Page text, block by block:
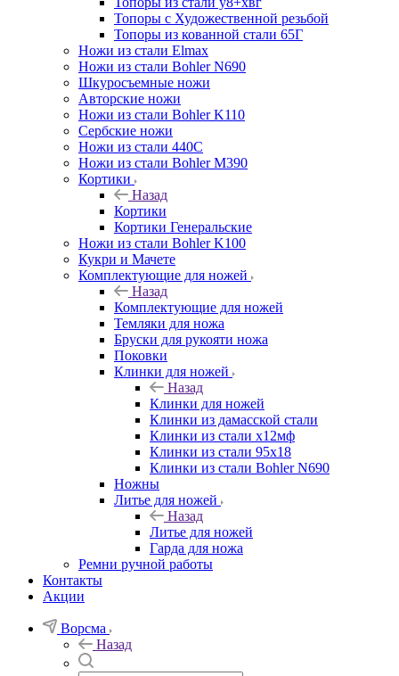
Топоры с Художественной резьбой
Топоры из кованной стали 65Г
Ножи из стали Elmax
Ножи из стали Bohler N690
Шкуросъемные ножи
Авторские ножи
Ножи из стали Bohler K110
Сербские ножи
Ножи из стали 440С
Ножи из стали Bohler M390
Кортики
Назад
Кортики
Кортики Генеральские
Ножи из стали Bohler K100
Кукри и Мачете
Комплектующие для ножей
Назад
Комплектующие для ножей
Темляки для ножа
Бруски для рукояти ножа
Поковки
Клинки для ножей
Назад
Клинки для ножей
Клинки из дамасской стали
Клинки из стали х12мф
Клинки из стали 95х18
Клинки из стали Bohler N690
Ножны
Литье для ножей
Назад
Литье для ножей
Гарда для ножа
Ремни ручной работы
Контакты
Акции
Ворсма
Назад